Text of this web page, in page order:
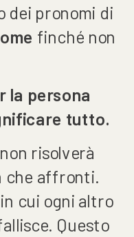
dei pronomi di
finché non
la persona
tutto.
risolverà
che affronti.
cui ogni altro
Questo